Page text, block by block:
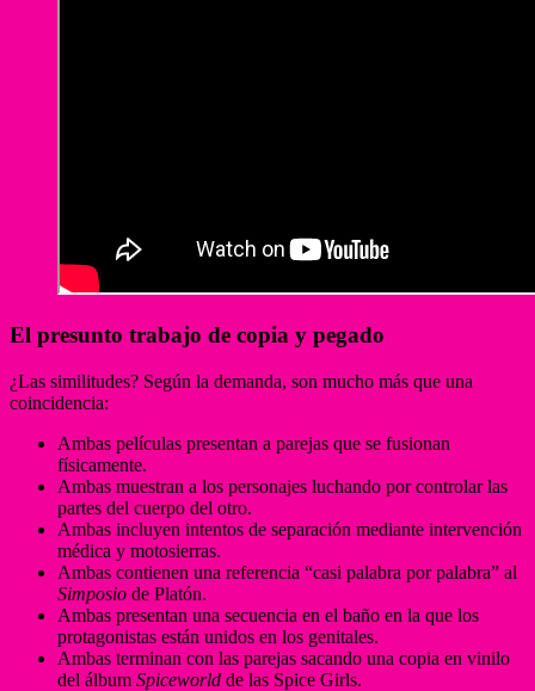
El presunto trabajo de copia y pegado
¿Las similitudes? Según la demanda, son mucho más que una
coincidencia:
Ambas películas presentan a parejas que se fusionan
físicamente.
Ambas muestran a los personajes luchando por controlar las
partes del cuerpo del otro.
Ambas incluyen intentos de separación mediante intervención
médica y motosierras.
Ambas contienen una referencia “casi palabra por palabra” al
Simposio de Platón.
Ambas presentan una secuencia en el baño en la que los
protagonistas están unidos en los genitales.
Ambas terminan con las parejas sacando una copia en vinilo
del álbum Spiceworld de las Spice Girls.